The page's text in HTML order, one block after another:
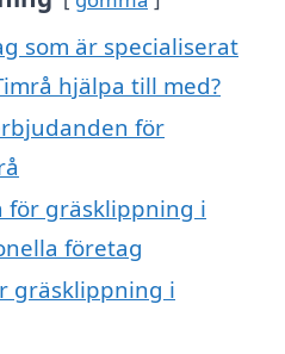
som är specialiserat
hjälpa till med?
för
för gräsklippning i
företag
gräsklippning i